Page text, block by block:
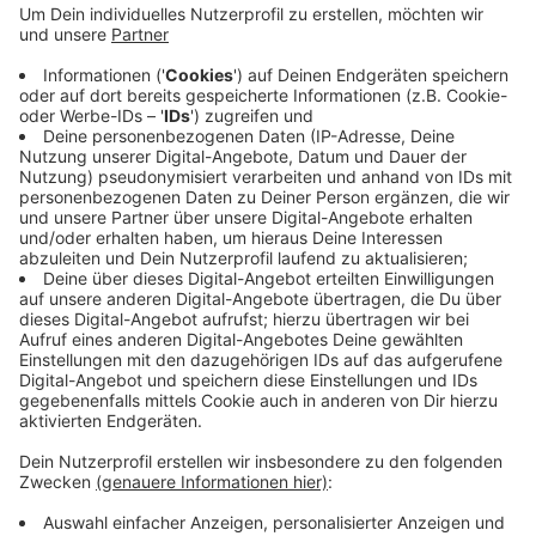
wählt, landet in der Leitstelle im Schwelmer
alle Einsätze im Feuer- und Katastrophenschutz,
sowie im Rettungs- und Notarztdienst für alle
neun Städte des Kreises. Vergangenes Jahr sind
bei der Leitstelle des Kreises mehr als 93.000
Anrufe über die 112 aufgelaufen.
Veröffentlicht:Freitag, 09.02.2024 16:07
Anzeige